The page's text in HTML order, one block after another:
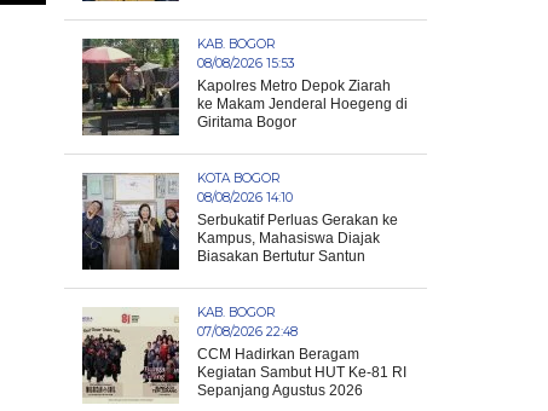
KAB. BOGOR
08/08/2026 15:53
Kapolres Metro Depok Ziarah
ke Makam Jenderal Hoegeng di
Giritama Bogor
KOTA BOGOR
08/08/2026 14:10
Serbukatif Perluas Gerakan ke
Kampus, Mahasiswa Diajak
Biasakan Bertutur Santun
KAB. BOGOR
07/08/2026 22:48
CCM Hadirkan Beragam
Kegiatan Sambut HUT Ke-81 RI
Sepanjang Agustus 2026